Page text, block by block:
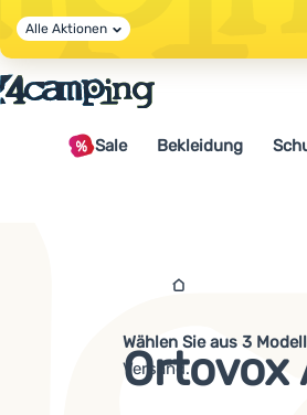
Alle Aktionen
Sale Bekleidung
Ortovox
Wählen Sie aus 3
Versand.